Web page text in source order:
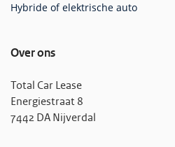
Hybride of elektrische auto
Over ons
Total Car Lease
Energiestraat 8
7442 DA Nijverdal